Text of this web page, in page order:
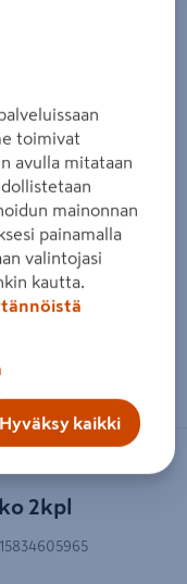
2kpl
toimivat
avulla mitataan
mainonnan
painamalla
valintojasi
kautta.
Hyväksy kaikki